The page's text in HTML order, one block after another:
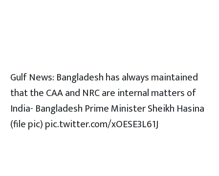
Gulf News: Bangladesh has always maintained
that the CAA and NRC are internal matters of
India- Bangladesh Prime Minister Sheikh Hasina
(file pic)pic.twitter.com/xOESE3L61J